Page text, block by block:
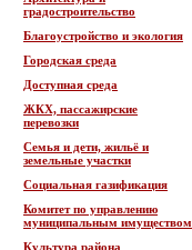
градостроительство
Благоустройство и экология
Городская среда
Доступная среда
ЖКХ, пассажирские
перевозки
Семья и дети, жильё и
земельные участки
Социальная газификация
Комитет по управлению
муниципальным имуществом
Культура района